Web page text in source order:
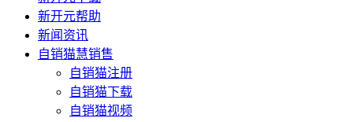
新开元帮助
新闻资讯
自销猫慧销售
自销猫注册
自销猫下载
自销猫视频